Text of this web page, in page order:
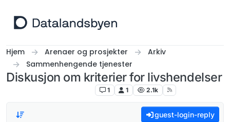
Hjem Arenaer og prosjekter
Arkiv
Sammenhengende tjenester
Diskusjon om kriterier for livshendelser
1 1 2.1k
guest-login-reply